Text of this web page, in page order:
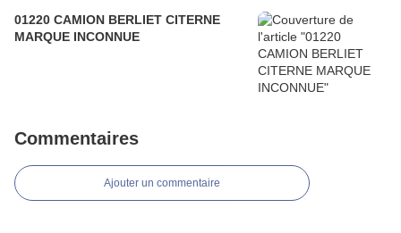
01220 CAMION BERLIET CITERNE
MARQUE INCONNUE
Commentaires
Ajouter un commentaire